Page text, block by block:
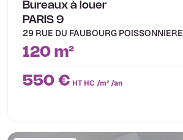
Bureaux à louer
PARIS 9
29 RUE DU FAUBOURG POISSONNIERE
120 m²
550 € HT HC /m² /an